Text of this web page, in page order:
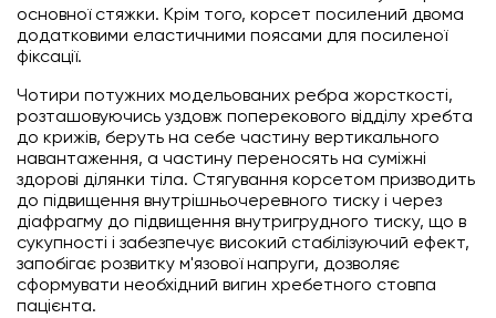
основної стяжки. Крім того, корсет посилений двома
додатковими еластичними поясами для посиленої
фіксації.
Чотири потужних модельованих ребра жорсткості,
розташовуючись уздовж поперекового відділу хребта
до крижів, беруть на себе частину вертикального
навантаження, а частину переносять на суміжні
здорові ділянки тіла. Стягування корсетом призводить
до підвищення внутрішньочеревного тиску і через
діафрагму до підвищення внутригрудного тиску, що в
сукупності і забезпечує високий стабілізуючий ефект,
запобігає розвитку м'язової напруги, дозволяє
сформувати необхідний вигин хребетного стовпа
пацієнта.